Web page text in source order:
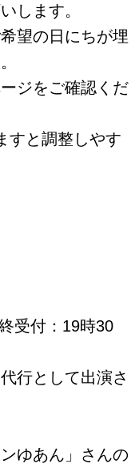
します。
望の日にちが埋
ジをご確認くだ
すと調整しやす
受付：19時30
行として出演さ
ゆあん」さんの